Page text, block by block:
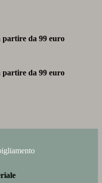
partire da 99 euro
partire da 99 euro